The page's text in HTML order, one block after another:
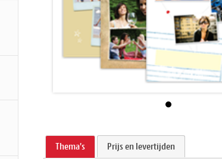
Thema's Prijs en levertijden